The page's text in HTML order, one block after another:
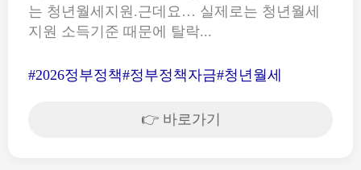
는 청년월세지원.근데요… 실제로는 청년월세
지원 소득기준 때문에 탈락...
#2026정부정책#정부정책자금#청년월세
👉 바로가기